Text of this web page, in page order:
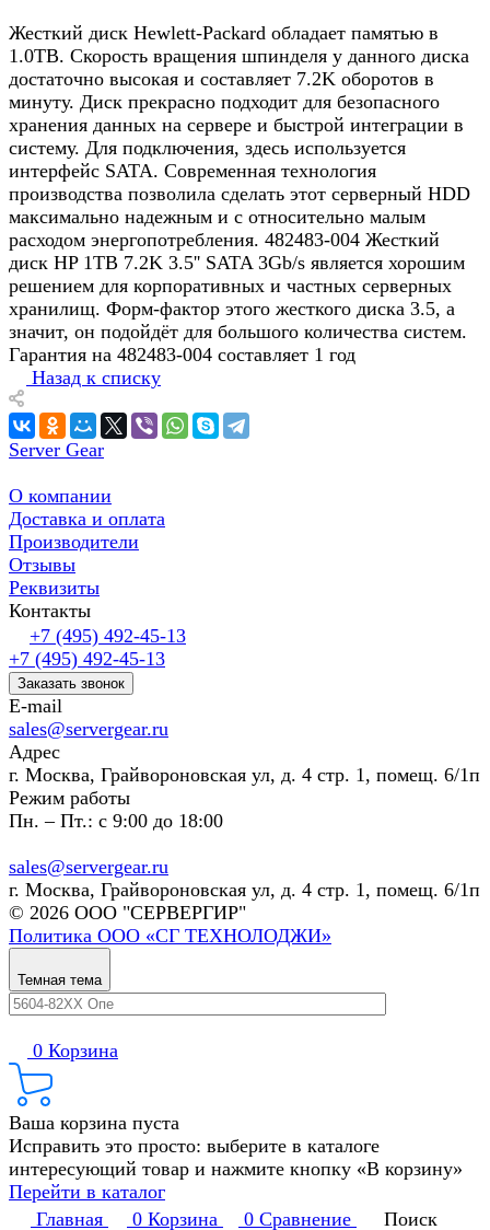
Жесткий диск Hewlett-Packard обладает памятью в
1.0TB. Скорость вращения шпинделя у данного диска
достаточно высокая и составляет 7.2K оборотов в
минуту. Диск прекрасно подходит для безопасного
хранения данных на сервере и быстрой интеграции в
систему. Для подключения, здесь используется
интерфейс SATA. Современная технология
производства позволила сделать этот серверный HDD
максимально надежным и с относительно малым
расходом энергопотребления. 482483-004 Жесткий
диск HP 1TB 7.2K 3.5'' SATA 3Gb/s является хорошим
решением для корпоративных и частных серверных
хранилищ. Форм-фактор этого жесткого диска 3.5, а
значит, он подойдёт для большого количества систем.
Гарантия на 482483-004 составляет 1 год
Назад к списку
Server Gear
О компании
Доставка и оплата
Производители
Отзывы
Реквизиты
Контакты
+7 (495) 492-45-13
+7 (495) 492-45-13
Заказать звонок
E-mail
sales@servergear.ru
Адрес
г. Москва, Грайвороновская ул, д. 4 стр. 1, помещ. 6/1п
Режим работы
Пн. – Пт.: с 9:00 до 18:00
sales@servergear.ru
г. Москва, Грайвороновская ул, д. 4 стр. 1, помещ. 6/1п
© 2026 ООО "СЕРВЕРГИР"
Политика ООО «СГ ТЕХНОЛОДЖИ»
Темная тема
0 Корзина
Ваша корзина пуста
Исправить это просто: выберите в каталоге
интересующий товар и нажмите кнопку «В корзину»
Перейти в каталог
Главная
0 Корзина 0 Сравнение Поиск